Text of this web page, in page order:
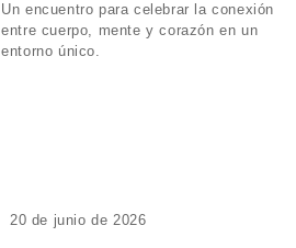
Un encuentro para celebrar la conexión
entre cuerpo, mente y corazón en un
entorno único.
20 de junio de 2026